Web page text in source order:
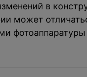
в
может